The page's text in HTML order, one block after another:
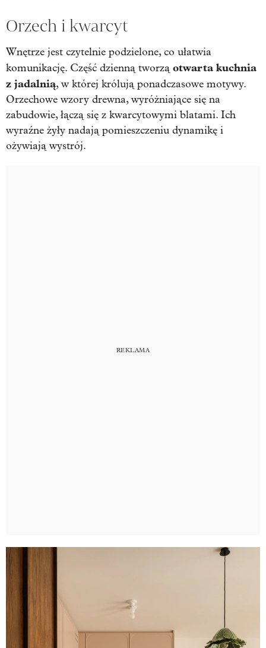
Orzech i kwarcyt
Wnętrze jest czytelnie podzielone, co ułatwia
komunikację. Część dzienną tworzą otwarta kuchnia
z jadalnią, w której królują ponadczasowe motywy.
Orzechowe wzory drewna, wyróżniające się na
zabudowie, łączą się z kwarcytowymi blatami. Ich
wyraźne żyły nadają pomieszczeniu dynamikę i
ożywiają wystrój.